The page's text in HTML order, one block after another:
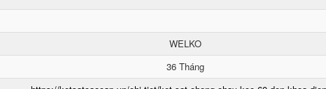
WELKO
36 Tháng